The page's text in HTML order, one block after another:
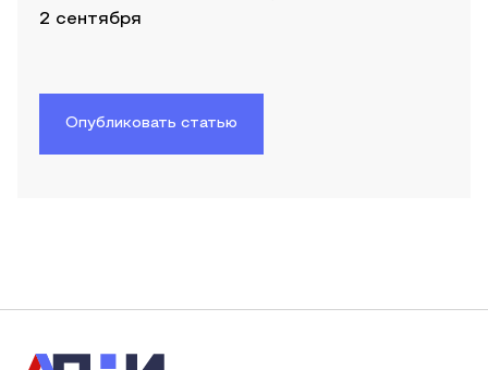
2 сентября
Опубликовать статью